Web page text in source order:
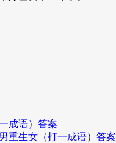
成语）答案
重生女（打一成语）答案